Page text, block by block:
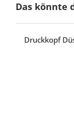
Das könnte
Druckkopf